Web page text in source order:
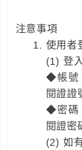
注意事項
使用者
(1) 登
◆帳號
閱證證
◆密碼
閱證密
(2) 如